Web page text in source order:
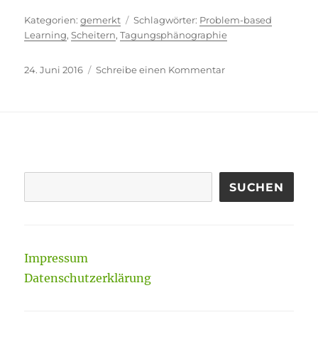
Kategorien
gemerkt Schlagwörter
Problem-based
Learning,Scheitern,Tagungsphänographie
Veröffentlicht
24. Juni 2016 Schreibe einen Kommentarzu
SUCHEN
Impressum
Datenschutzerklärung